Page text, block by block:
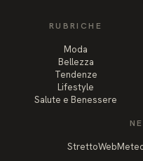
RUBRICHE
Moda
Bellezza
Tendenze
Lifestyle
Salute e Benessere
StrettoWeb